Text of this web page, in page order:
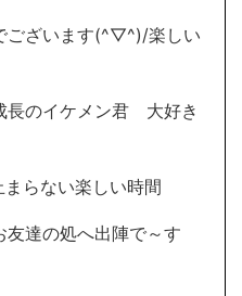
ございます(^▽^)/楽しい
のイケメン君 大好き
らない楽しい時間
達の処へ出陣で～す